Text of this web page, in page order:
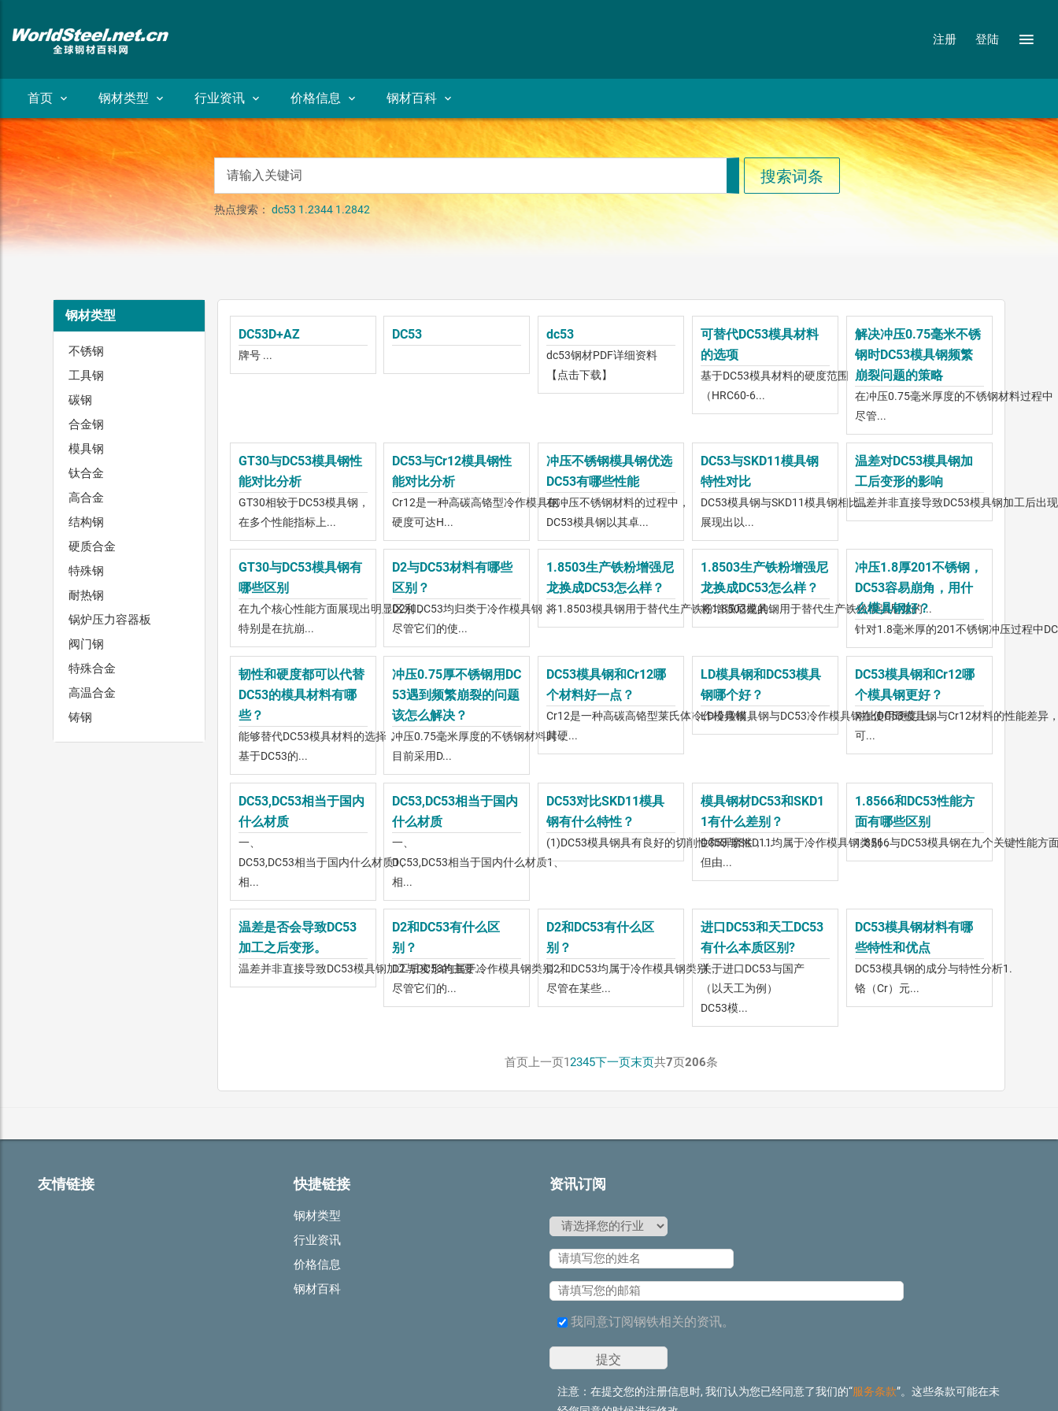
注册 登陆
首页 钢材类型 行业资讯 价格信息 钢材百科
热点搜索： dc53 1.2344 1.2842
钢材类型
不锈钢
工具钢
碳钢
合金钢
模具钢
钛合金
高合金
结构钢
硬质合金
特殊钢
耐热钢
锅炉压力容器板
阀门钢
特殊合金
高温合金
铸钢
DC53D+AZ
牌号 ...
DC53 dc53
dc53钢材PDF详细资料
【点击下载】
可替代DC53模具材料
的选项
基于DC53模具材料的硬度范围
（HRC60-6...
解决冲压0.75毫米不锈
钢时DC53模具钢频繁
崩裂问题的策略
在冲压0.75毫米厚度的不锈钢材料过程中
尽管...
GT30与DC53模具钢性
能对比分析
GT30相较于DC53模具钢，
在多个性能指标上...
DC53与Cr12模具钢性
能对比分析
Cr12是一种高碳高铬型冷作模具钢，
硬度可达H...
冲压不锈钢模具钢优选
DC53有哪些性能
在冲压不锈钢材料的过程中，
DC53模具钢以其卓...
DC53与SKD11模具钢
特性对比
DC53模具钢与SKD11模具钢相比，
展现出以...
温差对DC53模具钢加
工后变形的影响
温差并非直接导致DC53模具钢加工后出
GT30与DC53模具钢有
哪些区别
在九个核心性能方面展现出明显区别，
特别是在抗崩...
D2与DC53材料有哪些
区别？
D2和DC53均归类于冷作模具钢，
尽管它们的使...
1.8503生产铁粉增强尼
龙换成DC53怎么样？
将1.8503模具钢用于替代生产铁粉增强尼龙的...
1.8503生产铁粉增强尼
龙换成DC53怎么样？
将1.8503模具钢用于替代生产铁粉增强尼龙的...
冲压1.8厚201不锈钢，
DC53容易崩角，用什
么模具钢好？
针对1.8毫米厚的201不锈钢冲压过程中
韧性和硬度都可以代替
DC53的模具材料有哪
些？
能够替代DC53模具材料的选择，
基于DC53的...
冲压0.75厚不锈钢用DC
53遇到频繁崩裂的问题
该怎么解决？
冲压0.75毫米厚度的不锈钢材料时，
目前采用D...
DC53模具钢和Cr12哪
个材料好一点？
Cr12是一种高碳高铬型莱氏体冷作模具钢，
其硬...
LD模具钢和DC53模具
钢哪个好？
LD冷镦模具钢与DC53冷作模具钢在使用硬度上...
DC53模具钢和Cr12哪
个模具钢更好？
对比DC53模具钢与Cr12材料的性能差异
可...
DC53,DC53相当于国内
什么材质
一、
DC53,DC53相当于国内什么材质1、
相...
DC53,DC53相当于国内
什么材质
一、
DC53,DC53相当于国内什么材质1、
相...
DC53对比SKD11模具
钢有什么特性？
(1)DC53模具钢具有良好的切削性和研磨性，...
模具钢材DC53和SKD1
1有什么差别？
DC53与SKD11均属于冷作模具钢类别，
但由...
1.8566和DC53性能方
面有哪些区别
1.8566与DC53模具钢在九个关键性能方
温差是否会导致DC53
加工之后变形。
温差并非直接导致DC53模具钢加工后变形的主要...
D2和DC53有什么区
别？
D2与DC53均属于冷作模具钢类别，
尽管它们的...
D2和DC53有什么区
别？
D2和DC53均属于冷作模具钢类别，
尽管在某些...
进口DC53和天工DC53
有什么本质区别?
关于进口DC53与国产
（以天工为例）
DC53模...
DC53模具钢材料有哪
些特性和优点
DC53模具钢的成分与特性分析1.
铬（Cr）元...
首页上一页12345下一页末页共7页206条
友情链接 快捷链接
钢材类型
行业资讯
价格信息
钢材百科
资讯订阅
我同意订阅钢铁相关的资讯。
注意：在提交您的注册信息时, 我们认为您已经同意了我们的“服务条款”。这些条款可能在未